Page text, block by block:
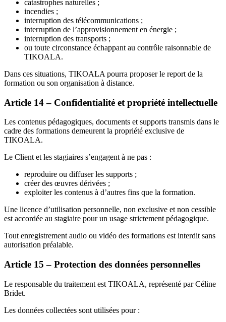
catastrophes naturelles ;
incendies ;
interruption des télécommunications ;
interruption de l’approvisionnement en énergie ;
interruption des transports ;
ou toute circonstance échappant au contrôle raisonnable de
TIKOALA.
Dans ces situations, TIKOALA pourra proposer le report de la
formation ou son organisation à distance.
Article 14 – Confidentialité et propriété intellectuelle
Les contenus pédagogiques, documents et supports transmis dans le
cadre des formations demeurent la propriété exclusive de
TIKOALA.
Le Client et les stagiaires s’engagent à ne pas :
reproduire ou diffuser les supports ;
créer des œuvres dérivées ;
exploiter les contenus à d’autres fins que la formation.
Une licence d’utilisation personnelle, non exclusive et non cessible
est accordée au stagiaire pour un usage strictement pédagogique.
Tout enregistrement audio ou vidéo des formations est interdit sans
autorisation préalable.
Article 15 – Protection des données personnelles
Le responsable du traitement est TIKOALA, représenté par Céline
Bridet.
Les données collectées sont utilisées pour :